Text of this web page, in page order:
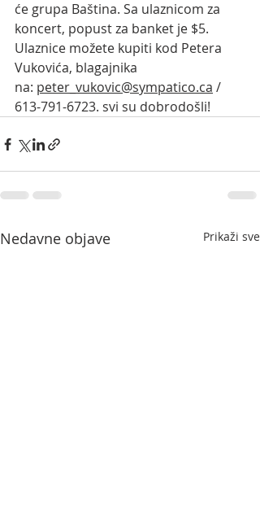
će grupa Baština. Sa ulaznicom za
koncert, popust za banket je $5.
Ulaznice možete kupiti kod Petera
Vukovića, blagajnika
na: peter_vukovic@sympatico.ca /
613-791-6723. svi su dobrodošli!
Nedavne objave Prikaži sve